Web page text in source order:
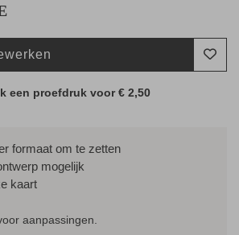
een proefdruk voor€ 2,50
formaat om te zetten
mogelijk
kaart
aanpassingen.